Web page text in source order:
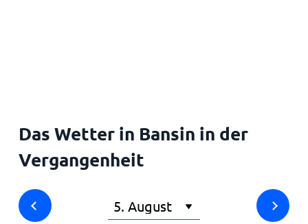
Das Wetter in Bansin in der
Vergangenheit